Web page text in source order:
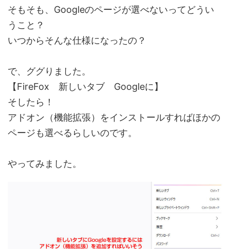
そもそも、Googleのページが選べないってどうい
うこと？
いつからそんな仕様になったの？
で、ググりました。
【FireFox 新しいタブ Googleに】
そしたら！
アドオン（機能拡張）をインストールすればほかの
ページも選べるらしいのです。
やってみました。